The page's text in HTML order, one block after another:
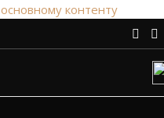
контенту
на подбор
от 3х вариантов | В
заказ